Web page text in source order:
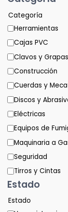
Categoría
Herramientas
Cajas PVC
Clavos y Grapas
Construcción
Cuerdas y
Discos y
Eléctricas
Equipos de
Maquinaria a
Seguridad
Tirros y Cintas
Estado
Estado